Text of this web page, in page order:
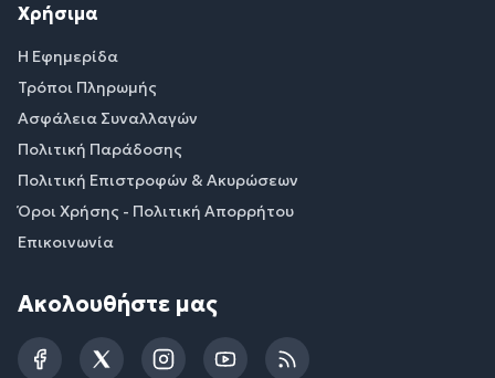
Χρήσιμα
Η Εφημερίδα
Τρόποι Πληρωμής
Ασφάλεια Συναλλαγών
Πολιτική Παράδοσης
Πολιτική Επιστροφών & Ακυρώσεων
Όροι Χρήσης - Πολιτική Απορρήτου
Επικοινωνία
Ακολουθήστε μας
FacebookTwitterInstagramYouTubeRSS